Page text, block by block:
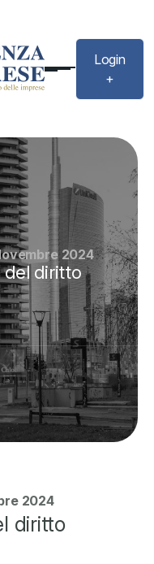
Login
+
2024
del diritto
2024
diritto